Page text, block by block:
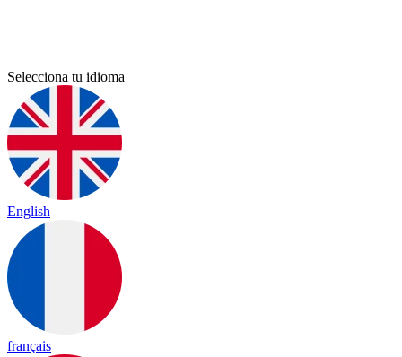
Selecciona tu idioma
English
français